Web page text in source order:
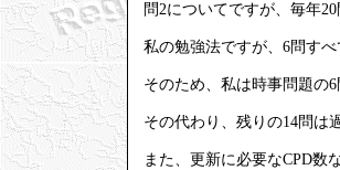
問2についてですが、毎年
私の勉強法ですが、6問す
そのため、私は時事問題の
その代わり、残りの14問は
また、更新に必要なCPD数